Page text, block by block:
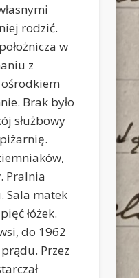
rodzić.
w
z
Brak było
służbowy
Pralnia
Sala matek
łóżek.
do 1962
Przez